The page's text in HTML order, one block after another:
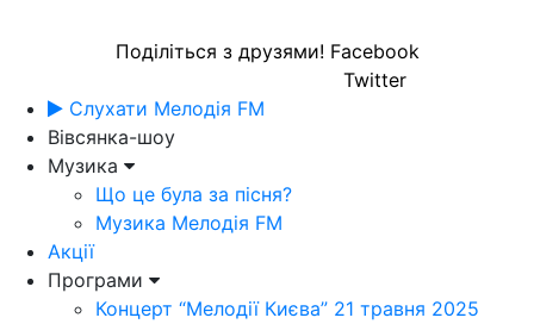
Поділіться з друзями! Facebook
Twitter
Слухати Мелодія FM
Вівсянка-шоу
Музика
Що це була за пісня?
Музика Мелодія FM
Акції
Програми
Концерт “Мелодії Києва” 21 травня 2025